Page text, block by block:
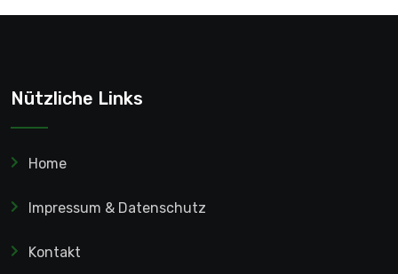
Nützliche Links
Home
Impressum & Datenschutz
Kontakt